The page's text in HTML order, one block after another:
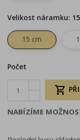
Velikost náramku:
15 cm
Počet

NABÍZÍME